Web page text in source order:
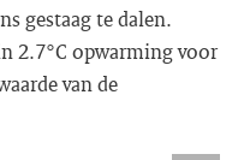
gestaag te dalen.
2.7°C opwarming voor
van de